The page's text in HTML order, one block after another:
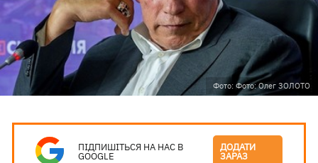
Фото: Фото: Олег ЗОЛОТО
ПІДПИШІТЬСЯ НА НАС В
GOOGLE
ДОДАТИ
ЗАРАЗ